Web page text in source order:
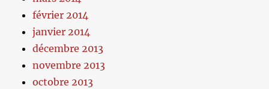
février 2014
janvier 2014
décembre 2013
novembre 2013
octobre 2013